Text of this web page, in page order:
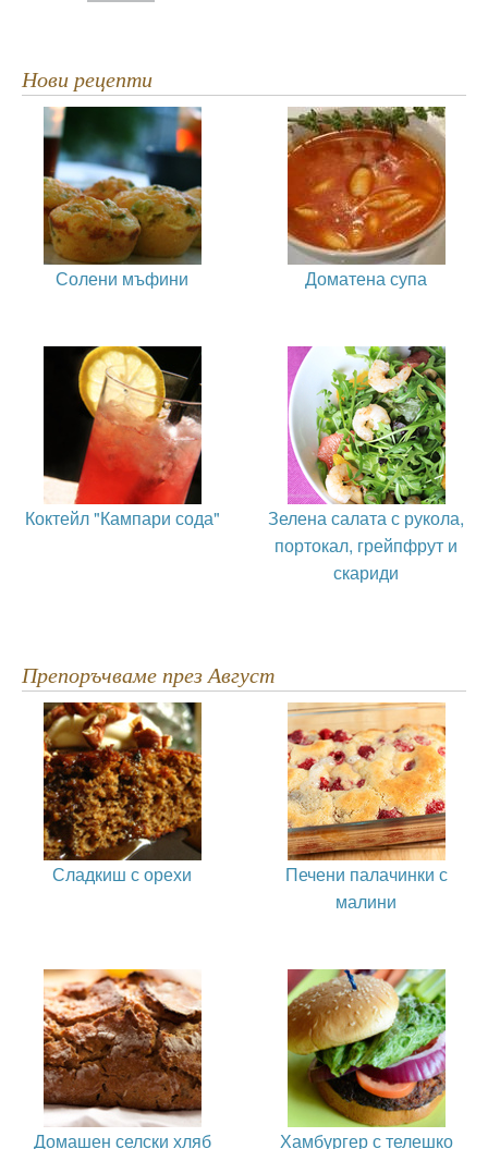
Нови рецепти
Солени мъфини Доматена супа
Коктейл "Кампари сода"
Зелена салата с рукола,
портокал, грейпфрут и
скариди
Препоръчваме през Август
Сладкиш с орехи
Печени палачинки с
малини
Домашен селски хляб
Хамбургер с телешко